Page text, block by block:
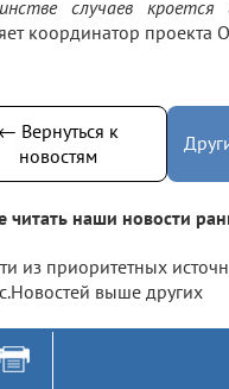
случаев кроется
координатор проекта
← Вернуться к
новостям
читать наши новости
из приоритетных
выше других